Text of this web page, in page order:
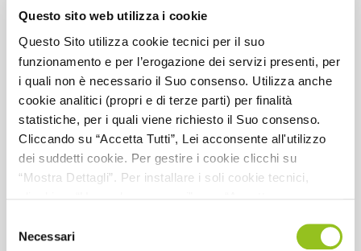
Questo sito web utilizza i cookie
Questo Sito utilizza cookie tecnici per il suo
funzionamento e per l’erogazione dei servizi presenti, per
i quali non è necessario il Suo consenso. Utilizza anche
cookie analitici (propri e di terze parti) per finalità
statistiche, per i quali viene richiesto il Suo consenso.
Cliccando su “Accetta Tutti”, Lei acconsente all'utilizzo
dei suddetti cookie. Per gestire i cookie clicchi su
“Mostra Dettagli”. Per installare i soli cookie tecnici,
statistica (analitici). Per richiamare il banner, anche in
delNecessari
10. Il riaccertamento dei residui e il conto del
CFP:1
Dettaglio CFP:1 CFP non caratterizzante
Codice materia CNDCEC: C.7 BIS
Codice evento:244060
Data scadenza: